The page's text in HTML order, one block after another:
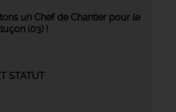
un Chef de Chantier pour le
(03) !
STATUT